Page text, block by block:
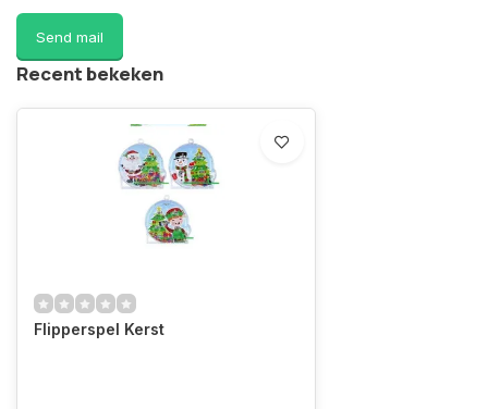
Send mail
Recent bekeken
Flipperspel Kerst